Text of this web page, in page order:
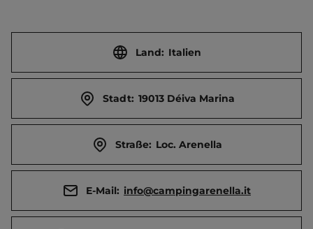
Land: Italien
Stadt: 19013 Déiva Marina
Straße: Loc. Arenella
E-Mail: info@campingarenella.it